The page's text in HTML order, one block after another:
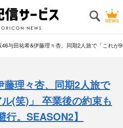
46与田祐希&伊藤理々杏、同期2人旅で「これ
藤理々杏、同期2人旅で
ル(笑)」 卒業後の約束も
。SEASON2】